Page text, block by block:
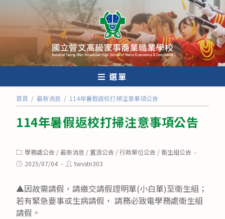
內
選單
首頁 / 最新消息 / 114年暑假返校打掃注意事項公告
114年暑假返校打掃注意事項公告
Post
category:
學務處公告 /最新消息 / 置頂公告 /行政單位公告 /衛生組公告
Post2025/07/04
Posttwvstn303
▲因故需請假，請繳交請假證明單(小白單)至衛生組；
若有緊急要事或生病請假， 請務必致電學務處衛生組
請假。